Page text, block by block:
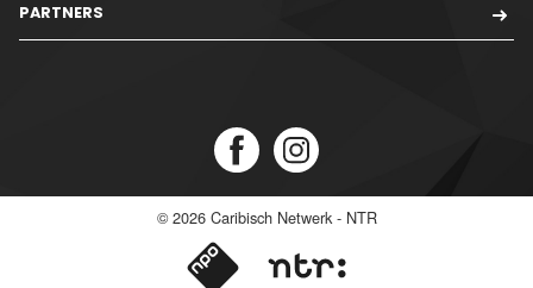
PARTNERS
© 2026 Caribisch Netwerk - NTR